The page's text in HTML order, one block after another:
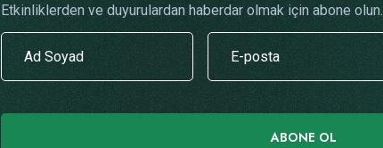
Etkinliklerden ve duyurulardan haberdar olmak için abone olun.
ABONE OL